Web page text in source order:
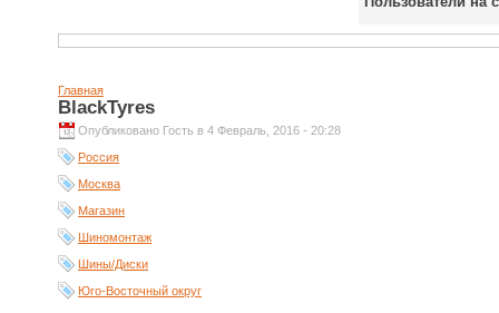
Главная
BlackTyres
Опубликовано Гость в 4 Февраль, 2016 - 20:28
Россия
Москва
Магазин
Шиномонтаж
Шины/Диски
Юго-Восточный округ